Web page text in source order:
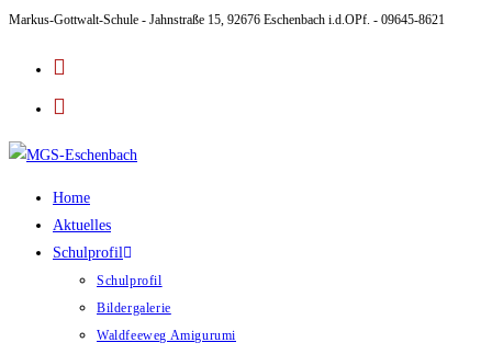
Zum
springen
Markus-Gottwalt-Schule - Jahnstraße 15, 92676 Eschenbach i.d.OPf. - 09645-8621
Home
Aktuelles
Schulprofil
Schulprofil
Bildergalerie
Waldfeeweg Amigurumi